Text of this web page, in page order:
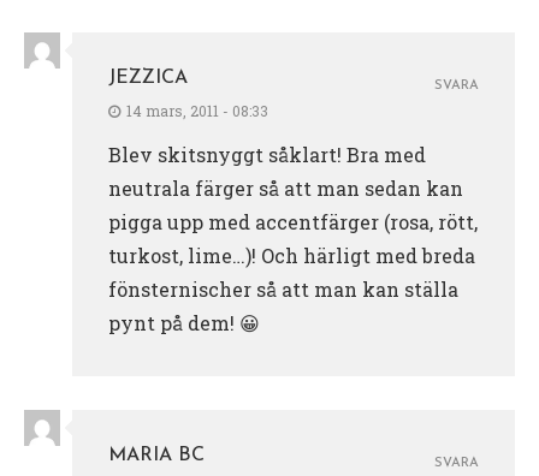
JEZZICA
14 mars, 2011 - 08:33
Blev skitsnyggt såklart! Bra med
neutrala färger så att man sedan kan
pigga upp med accentfärger (rosa, rött,
turkost, lime…)! Och härligt med breda
fönsternischer så att man kan ställa
pynt på dem! 😀
SVARA
MARIA BC
SVARA